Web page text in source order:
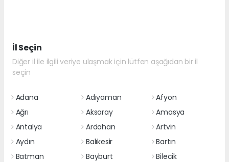
İl Seçin
Diğer il ile ilgili veriye ulaşmak için lütfen aşağıdan bir il
seçin
Adana Adıyaman
Afyon
Ağrı
Aksaray
Amasya
Antalya
Ardahan
Artvin
Aydın
Balıkesir
Bartın
Batman
Bayburt
Bilecik